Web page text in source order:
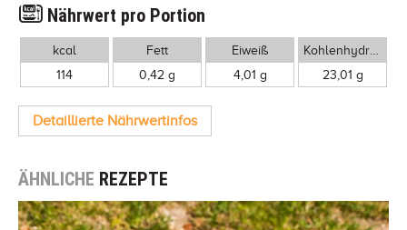
Nährwert pro Portion
kcal
114
Fett
0,42 g
Eiweiß
4,01 g
23,01 g
Detaillierte Nährwertinfos
ÄHNLICHE REZEPTE